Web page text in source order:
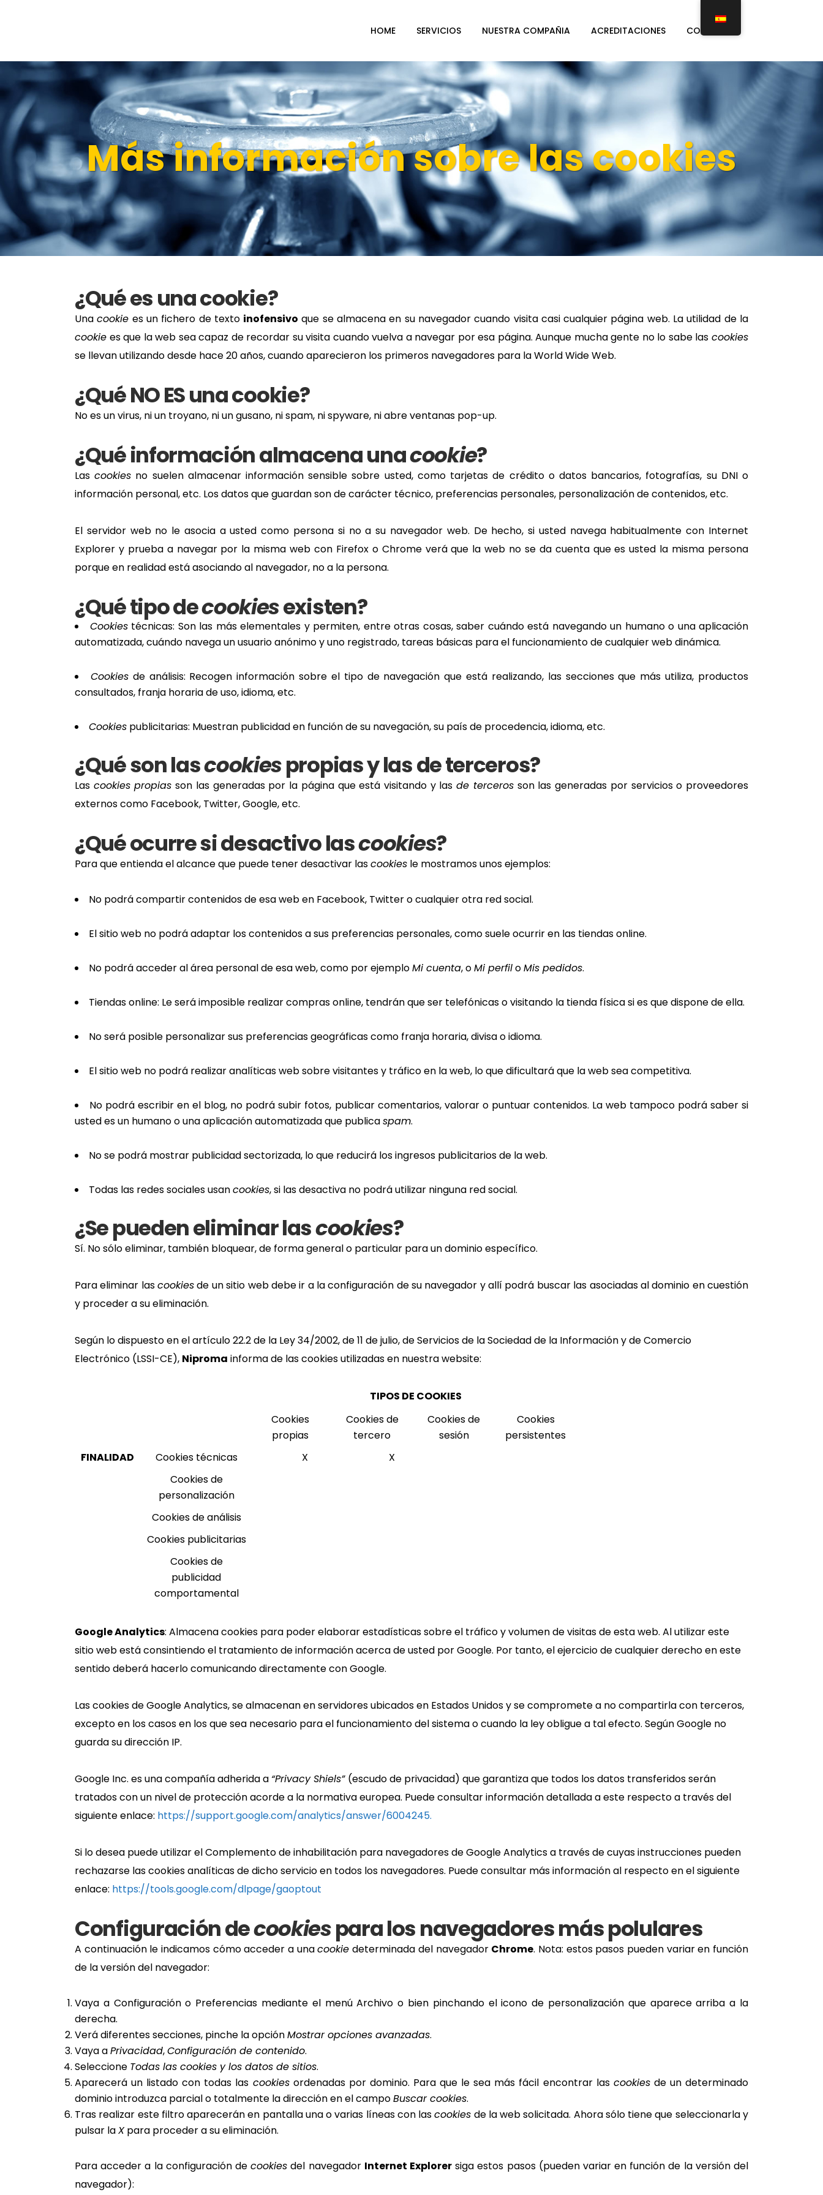
HOME SERVICIOS NUESTRA COMPAÑIA ACREDITACIONES CONTACTO
Más información sobre las cookies
¿Qué es una cookie?
Unacookie es un fichero de texto inofensivo que se almacena en su navegador cuando visita casi cualquier página web. La utilidad de la
cookie es que la web sea capaz de recordar su visita cuando vuelva a navegar por esa página. Aunque mucha gente no lo sabe las cookies
se llevan utilizando desde hace 20 años, cuando aparecieron los primeros navegadores para la World Wide Web.
¿Qué NO ES una cookie?
No es un virus, ni un troyano, ni un gusano, ni spam, ni spyware, ni abre ventanas pop-up.
¿Qué información almacena unacookie?
Lascookies no suelen almacenar información sensible sobre usted, como tarjetas de crédito o datos bancarios, fotografías, su DNI o
información personal, etc. Los datos que guardan son de carácter técnico, preferencias personales, personalización de contenidos, etc.
El servidor web no le asocia a usted como persona si no a su navegador web. De hecho, si usted navega habitualmente con Internet
Explorer y prueba a navegar por la misma web con Firefox o Chrome verá que la web no se da cuenta que es usted la misma persona
porque en realidad está asociando al navegador, no a la persona.
¿Qué tipo decookiesexisten?
Cookiestécnicas: Son las más elementales y permiten, entre otras cosas, saber cuándo está navegando un humano o una aplicación
automatizada, cuándo navega un usuario anónimo y uno registrado, tareas básicas para el funcionamiento de cualquier web dinámica.
Cookiesde análisis: Recogen información sobre el tipo de navegación que está realizando, las secciones que más utiliza, productos
consultados, franja horaria de uso, idioma, etc.
Cookies publicitarias: Muestran publicidad en función de su navegación, su país de procedencia, idioma, etc.
¿Qué son lascookiespropias y las de terceros?
Las cookies propias son las generadas por la página que está visitando y lasde tercerosson las generadas por servicios o proveedores
externos como Facebook, Twitter, Google, etc.
¿Qué ocurre si desactivo lascookies?
Para que entienda el alcance que puede tener desactivar lascookies le mostramos unos ejemplos:
No podrá compartir contenidos de esa web en Facebook, Twitter o cualquier otra red social.
El sitio web no podrá adaptar los contenidos a sus preferencias personales, como suele ocurrir en las tiendas online.
No podrá acceder al área personal de esa web, como por ejemploMi cuenta, oMi perfiloMis pedidos.
Tiendas online: Le será imposible realizar compras online, tendrán que ser telefónicas o visitando la tienda física si es que dispone de ella.
No será posible personalizar sus preferencias geográficas como franja horaria, divisa o idioma.
El sitio web no podrá realizar analíticas web sobre visitantes y tráfico en la web, lo que dificultará que la web sea competitiva.
No podrá escribir en el blog, no podrá subir fotos, publicar comentarios, valorar o puntuar contenidos. La web tampoco podrá saber si
usted es un humano o una aplicación automatizada que publicaspam.
No se podrá mostrar publicidad sectorizada, lo que reducirá los ingresos publicitarios de la web.
Todas las redes sociales usancookies, si las desactiva no podrá utilizar ninguna red social.
¿Se pueden eliminar lascookies?
Sí. No sólo eliminar, también bloquear, de forma general o particular para un dominio específico.
Para eliminar lascookiesde un sitio web debe ir a la configuración de su navegador y allí podrá buscar las asociadas al dominio en cuestión
y proceder a su eliminación.
Según lo dispuesto en el artículo 22.2 de la Ley 34/2002, de 11 de julio, de Servicios de la Sociedad de la Información y de Comercio
Electrónico (LSSI-CE), Niproma informa de las cookies utilizadas en nuestra website:
TIPOS DE COOKIES
Cookies
propias
Cookies de
tercero
Cookies de
sesión
Cookies
persistentes
FINALIDAD
Cookies técnicas X
X
Cookies de
personalización
Cookies de análisis
Cookies publicitarias
Cookies de
publicidad
comportamental
Google Analytics: Almacena cookies para poder elaborar estadísticas sobre el tráfico y volumen de visitas de esta web. Al utilizar este
sitio web está consintiendo el tratamiento de información acerca de usted por Google. Por tanto, el ejercicio de cualquier derecho en este
sentido deberá hacerlo comunicando directamente con Google.
Las cookies de Google Analytics, se almacenan en servidores ubicados en Estados Unidos y se compromete a no compartirla con terceros,
excepto en los casos en los que sea necesario para el funcionamiento del sistema o cuando la ley obligue a tal efecto. Según Google no
guarda su dirección IP.
Google Inc. es una compañía adherida a “Privacy Shiels” (escudo de privacidad) que garantiza que todos los datos transferidos serán
tratados con un nivel de protección acorde a la normativa europea. Puede consultar información detallada a este respecto a través del
siguiente enlace: https://support.google.com/analytics/answer/6004245.
Si lo desea puede utilizar el Complemento de inhabilitación para navegadores de Google Analytics a través de cuyas instrucciones pueden
rechazarse las cookies analíticas de dicho servicio en todos los navegadores. Puede consultar más información al respecto en el siguiente
enlace: https://tools.google.com/dlpage/gaoptout
Configuración decookiespara los navegadores más polulares
A continuación le indicamos cómo acceder a unacookie determinada del navegador Chrome. Nota: estos pasos pueden variar en función
de la versión del navegador:
Vaya a Configuración o Preferencias mediante el menú Archivo o bien pinchando el icono de personalización que aparece arriba a la
derecha.
Verá diferentes secciones, pinche la opciónMostrar opciones avanzadas.
Vaya aPrivacidad,Configuración de contenido.
Seleccione Todas las cookies y los datos de sitios.
Aparecerá un listado con todas las cookiesordenadas por dominio. Para que le sea más fácil encontrar las cookiesde un determinado
dominio introduzca parcial o totalmente la dirección en el campoBuscar cookies.
Tras realizar este filtro aparecerán en pantalla una o varias líneas con lascookies de la web solicitada. Ahora sólo tiene que seleccionarla y
pulsar laXpara proceder a su eliminación.
Para acceder a la configuración decookies del navegador Internet Explorersiga estos pasos (pueden variar en función de la versión del
navegador):